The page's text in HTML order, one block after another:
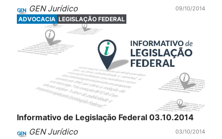
GEN Jurídico
09/10/2014
ADVOCACIA LEGISLAÇÃO FEDERAL
Informativo de Legislação Federal 03.10.2014
GEN Jurídico
03/10/2014